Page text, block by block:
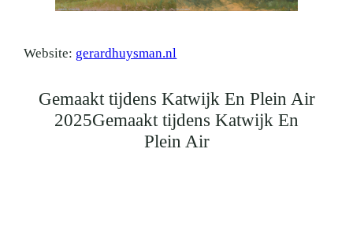
Website: gerardhuysman.nl
Gemaakt tijdens Katwijk En Plein Air
2025Gemaakt tijdens Katwijk En
Plein Air